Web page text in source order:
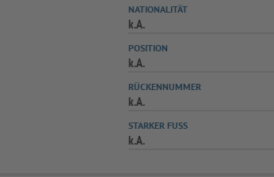
NATIONALITÄT
k.A.
POSITION
k.A.
RÜCKENNUMMER
k.A.
STARKER FUSS
k.A.